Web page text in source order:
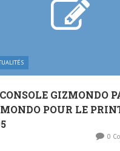
GIZMONDO
POUR LE
0